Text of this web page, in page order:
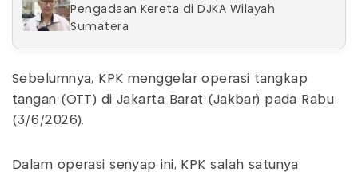
Pengadaan Kereta di DJKA Wilayah
Sumatera
Sebelumnya, KPK menggelar operasi tangkap
tangan (OTT) di Jakarta Barat (Jakbar) pada Rabu
(3/6/2026).
Dalam operasi senyap ini, KPK salah satunya